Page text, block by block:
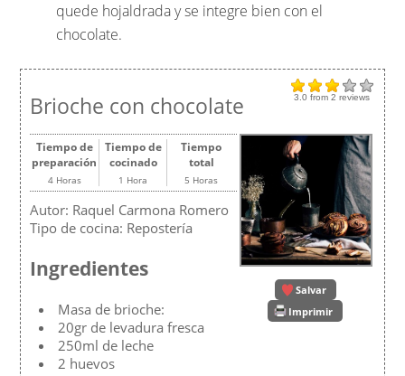
quede hojaldrada y se integre bien con el
chocolate.
3.0 from2 reviews
Brioche con chocolate
Salvar
Imprimir
Tiempo de
preparación
4 Horas
Tiempo de
cocinado
1 Hora
Tiempo
total
5 Horas
Autor: Raquel Carmona Romero
Tipo de cocina: Repostería
Ingredientes
Masa de brioche:
20gr de levadura fresca
250ml de leche
2 huevos